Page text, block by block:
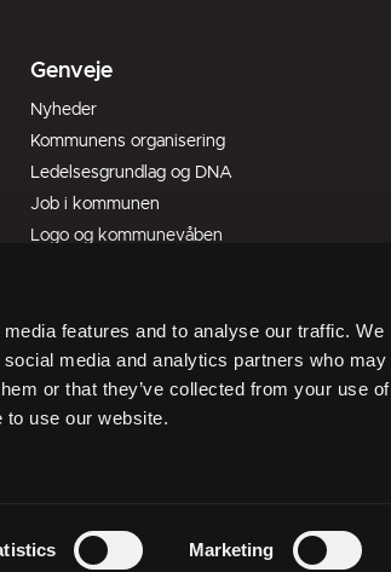
features and to analyse our traffic. We
media and analytics partners who may
or that they’ve collected from your use of
use our website.
Marketing
Genveje
Nyheder
Kommunens organisering
Ledelsesgrundlag og DNA
Job i kommunen
Logo og kommunevåben